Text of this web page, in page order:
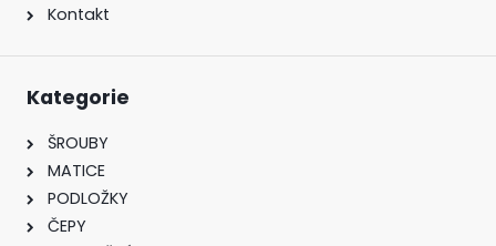
Kontakt
Kategorie
ŠROUBY
MATICE
PODLOŽKY
ČEPY